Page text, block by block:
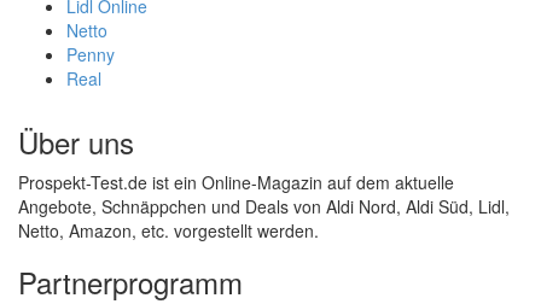
Lidl Online
Netto
Penny
Real
Über uns
Prospekt-Test.de ist ein Online-Magazin auf dem aktuelle
Angebote, Schnäppchen und Deals von Aldi Nord, Aldi Süd, Lidl,
Netto, Amazon, etc. vorgestellt werden.
Partnerprogramm